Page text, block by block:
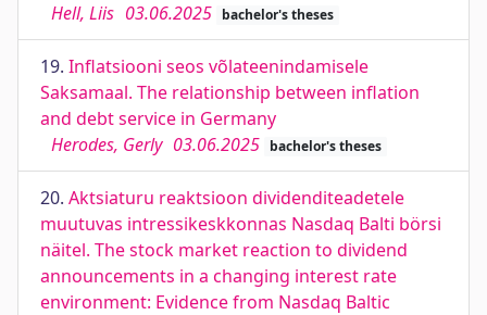
Hell, Liis 03.06.2025 bachelor's theses
19. Inflatsiooni seos võlateenindamisele
Saksamaal. The relationship between inflation
and debt service in Germany
Herodes, Gerly 03.06.2025 bachelor's theses
20. Aktsiaturu reaktsioon dividenditeadetele
muutuvas intressikeskkonnas Nasdaq Balti börsi
näitel. The stock market reaction to dividend
announcements in a changing interest rate
environment: Evidence from Nasdaq Baltic